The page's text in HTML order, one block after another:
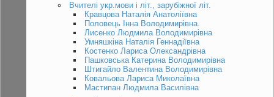
Вчителі укр.мови і літ., зарубіжної літ.
Кравцова Наталія Анатоліївна
Половець Інна Володимирівна.
Лисенко Людмила Володимирівна
Умняшкіна Наталія Геннадіївна
Костенко Лариса Олександрівна
Пашковська Катерина Володимирівна
Штигайло Валентина Володимирівна
Ковальова Лариса Миколаївна
Мастипан Людмила Василівна